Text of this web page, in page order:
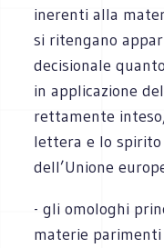
inerenti alla
si ritengano
decisionale
in applicazione
rettamente
lettera e lo
dell’Unione
- gli omologhi
materie